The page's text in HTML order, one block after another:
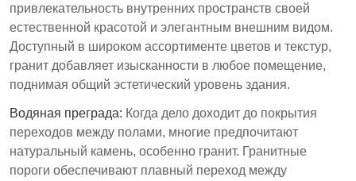
привлекательность внутренних пространств своей
естественной красотой и элегантным внешним видом.
Доступный в широком ассортименте цветов и текстур,
гранит добавляет изысканности в любое помещение,
поднимая общий эстетический уровень здания.
Водяная преграда: Когда дело доходит до покрытия
переходов между полами, многие предпочитают
натуральный камень, особенно гранит. Гранитные
пороги обеспечивают плавный переход между